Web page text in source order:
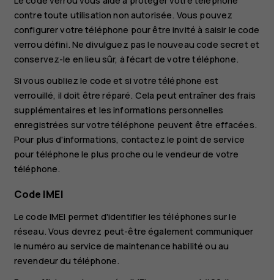
contre toute utilisation non autorisée. Vous pouvez
configurer votre téléphone pour être invité à saisir le code
verrou défini. Ne divulguez pas le nouveau code secret et
conservez-le en lieu sûr, à l'écart de votre téléphone.
Si vous oubliez le code et si votre téléphone est
verrouillé, il doit être réparé. Cela peut entraîner des frais
supplémentaires et les informations personnelles
enregistrées sur votre téléphone peuvent être effacées.
Pour plus d'informations, contactez le point de service
pour téléphone le plus proche ou le vendeur de votre
téléphone.
Code IMEI
Le code IMEI permet d'identifier les téléphones sur le
réseau. Vous devrez peut-être également communiquer
le numéro au service de maintenance habilité ou au
revendeur du téléphone.